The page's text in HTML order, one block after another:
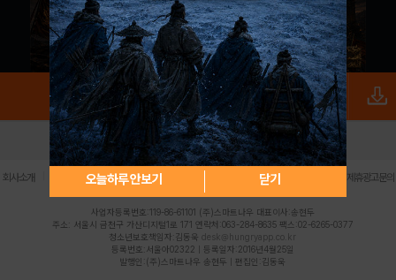
오늘하루 안보기 닫기
로그인 PC버전 전체앱
회사소개 | 개인정보 처리방침 불법촬영물 신고센터 제휴광고문의
사업자등록번호:119-86-61101 (주)스마트나우 대표이사:송현두
주소: 서울시 금천구 가산디지털1로 171 연락처:063-284-8635 팩스:02-6265-0377
청소년보호책임자:김동욱 desk@hungryapp.co.kr
등록번호:서울아02322 | 등록일자:2016년4월25일
발행인:(주)스마트나우 송현두 | 편집인:김동욱